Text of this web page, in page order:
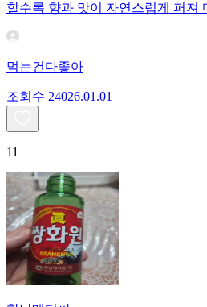
할수록 향과 맛이 자연스럽게 퍼져
먹는건다좋아
조회수 24026.01.01
11